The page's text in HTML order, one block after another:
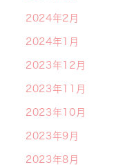
2024年2月
2024年1月
2023年12月
2023年11月
2023年10月
2023年9月
2023年8月